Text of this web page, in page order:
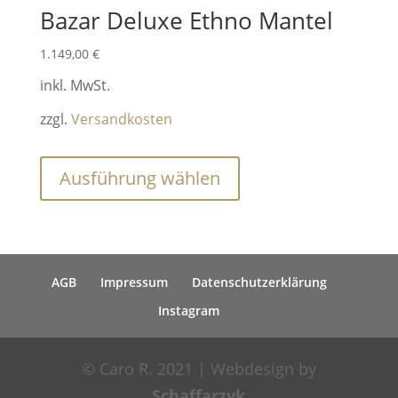
Bazar Deluxe Ethno Mantel
1.149,00 €
inkl. MwSt.
zzgl. Versandkosten
Ausführung wählen
Dieses
weist
Varianten
auf.
Optionen
können
auf
AGB Impressum
Datenschutzerklärung
Instagram
© Caro R. 2021 | Webdesign by